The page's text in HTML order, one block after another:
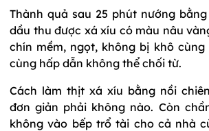
Thành quả sau 25 phút nướng
dầu thu được xá xíu có màu nâu
chín mềm, ngọt, không bị khô
cùng hấp dẫn không thể chối từ.
Cách làm thịt xá xíu bằng nồi
đơn giản phải không nào. Còn
không vào bếp trổ tài cho cả nhà